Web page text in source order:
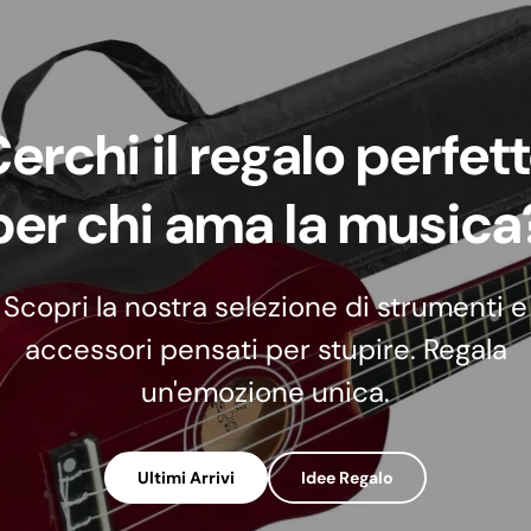
il regalo
chi ama la
Scopri la nostra selezione di strumenti e
accessori pensati per stupire. Regala
un'emozione unica.
Ultimi Arrivi Idee Regalo